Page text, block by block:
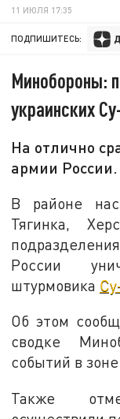
11 ИЮЛЯ 17:35
ПОДПИШИТЕСЬ:
Минобороны:
украинских
На отлично
армии России.
В районе
Тягинка,
России
штурмовика
Об этом
сводке
событий в
Также